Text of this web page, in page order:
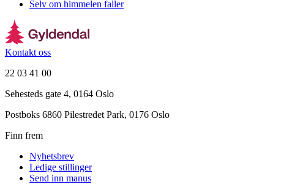
Selv om himmelen faller
Kontakt oss
22 03 41 00
Sehesteds gate 4, 0164 Oslo
Postboks 6860 Pilestredet Park, 0176 Oslo
Finn frem
Nyhetsbrev
Ledige stillinger
Send inn manus